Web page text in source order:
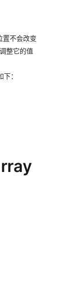
置不会改变
整它的值
：